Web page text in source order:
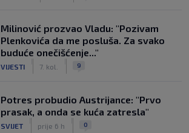
Milinović prozvao Vladu: "Pozivam
Plenkovića da me posluša. Za svako
buduće onečišćenje..."
VIJESTI 7. kol. 9
Potres probudio Austrijance: "Prvo
prasak, a onda se kuća zatresla"
SVIJET prije 6 h 0